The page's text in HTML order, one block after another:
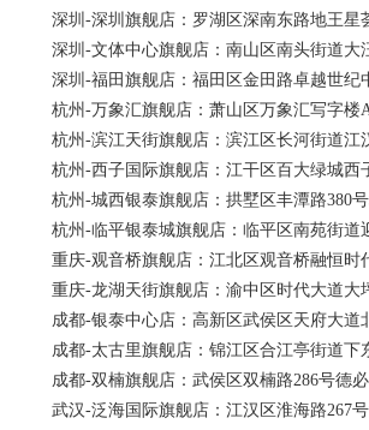
深圳-深圳旗舰店：罗湖区深南东路地王星
深圳-文体中心旗舰店：南山区南头街道大
深圳-福田旗舰店：福田区金田路卓越世纪
杭州-万象汇旗舰店：萧山区万象汇写字楼
杭州-滨江天街旗舰店：滨江区长河街道江
杭州-西子国际旗舰店：江干区百大绿城西
杭州-城西银泰旗舰店：拱墅区丰潭路380号
杭州-临平银泰城旗舰店：临平区南苑街道
重庆-观音桥旗舰店：江北区观音桥融恒时
重庆-龙湖天街旗舰店：渝中区时代大道大
成都-银泰中心店：高新区武侯区天府大道
成都-太古里旗舰店：锦江区合江亭街道下
成都-双楠旗舰店：武侯区双楠路286号德必
武汉-泛海国际旗舰店：江汉区淮海路267号